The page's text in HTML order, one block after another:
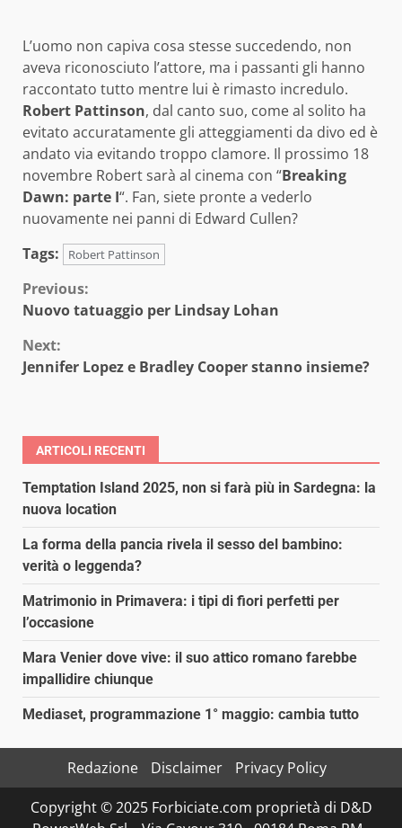
L’uomo non capiva cosa stesse succedendo, non
aveva riconosciuto l’attore, ma i passanti gli hanno
raccontato tutto mentre lui è rimasto incredulo.
Robert Pattinson, dal canto suo, come al solito ha
evitato accuratamente gli atteggiamenti da divo ed è
andato via evitando troppo clamore. Il prossimo 18
novembre Robert sarà al cinema con “Breaking
Dawn: parte I“. Fan, siete pronte a vederlo
nuovamente nei panni di Edward Cullen?
Tags:
Robert Pattinson
Continue
Reading
Previous:
Nuovo tatuaggio per Lindsay Lohan
Next:
Jennifer Lopez e Bradley Cooper stanno insieme?
ARTICOLI RECENTI
Temptation Island 2025, non si farà più in Sardegna: la
nuova location
La forma della pancia rivela il sesso del bambino:
verità o leggenda?
Matrimonio in Primavera: i tipi di fiori perfetti per
l’occasione
Mara Venier dove vive: il suo attico romano farebbe
impallidire chiunque
Mediaset, programmazione 1° maggio: cambia tutto
Redazione Disclaimer
Privacy Policy
Copyright © 2025 Forbiciate.com proprietà di D&D